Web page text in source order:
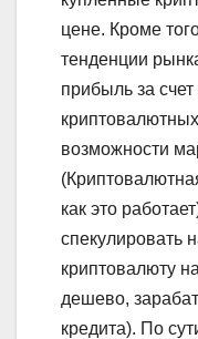
цене. Кроме
тенденции
прибыль за
возможности
как это
спекулировать
криптовалюту
дешево,
кредита). По